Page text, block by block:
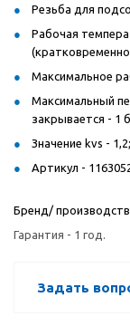
Резьба для
Рабочая
Максимальное
Максимальный
закрывается - 1
Значение kvs - 1,2;
Артикул -
Бренд/
Гарантия - 1 год.
Задать